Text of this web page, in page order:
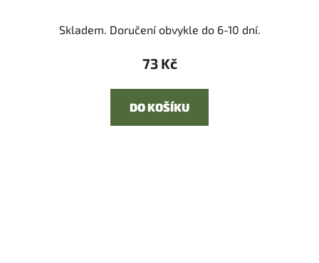
Skladem. Doručení obvykle do 6-10 dní.
73 Kč
DO KOŠÍKU